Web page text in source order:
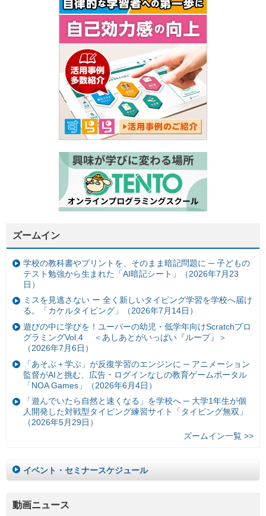
ズームイン
学校の教科書やプリントを、そのまま暗記問題に ─ 子どもの
テスト勉強から生まれた「AI暗記シート」（2026年7月23
日）
ミスを見逃さない ー 全く新しいタイピング学習を学校へ届け
る。「カケルタイピング」（2026年7月14日）
遊びの中に学びを！ユーバーの幼児・低学年向けScratchプロ
グラミングVol.4 ＜あしあとがいっぱい『ループ』＞
（2026年7月6日）
「あそぶ＋学ぶ」が反復学習のエンジンに ─ アニメーション
監督がAIと挑む、広告・ログインなしの教育ゲームポータル
「NOA Games」（2026年6月4日）
「遊んでいたら自然と速くなる」を学校へ ─ 大学1年生が個
人開発した対戦型タイピング練習サイト「タイピング無双」
（2026年5月29日）
ズームイン一覧 >>
イベント・セミナースケジュール
動画ニュース